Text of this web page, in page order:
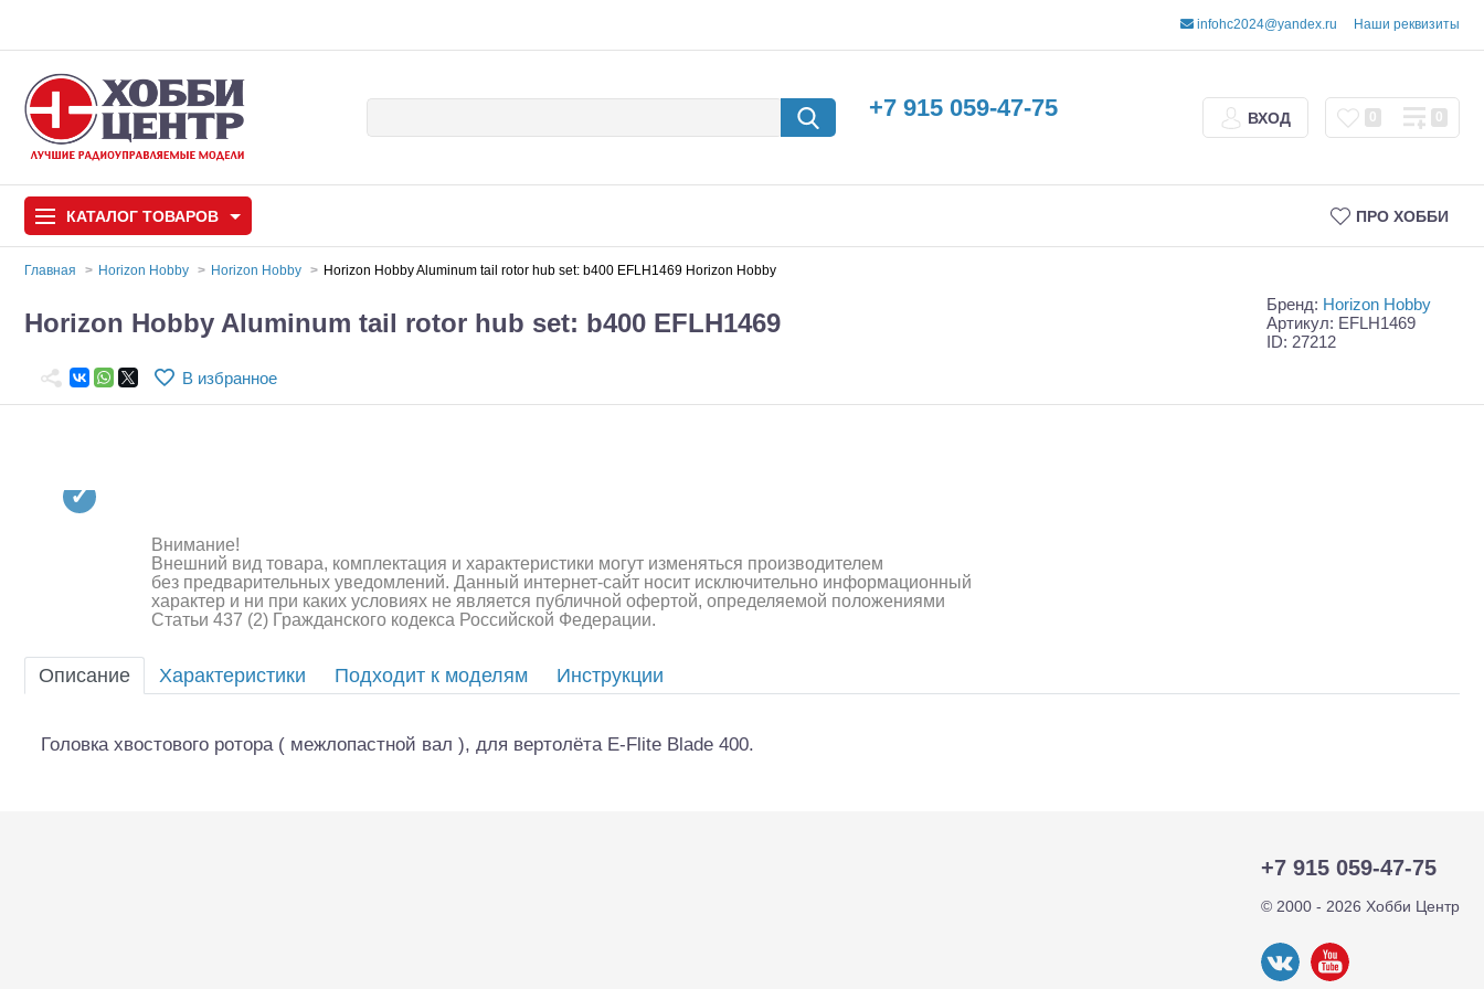
infohc2024@yandex.ru Наши реквизиты
+7 915 059-47-75 ВХОД 0 0
КАТАЛОГ ТОВАРОВ ПРО ХОББИ
Автомодели
Игрушки
Квадрокоптеры
Аккумуляторы и батарейки
питания
Автомодели для сборки
Машины с
Трофи Шорт-корсы
ДВС модели
Главная Horizon Hobby Horizon Hobby Horizon Hobby Aluminum tail rotor hub set: b400 EFLH1469 Horizon Hobby
Horizon Hobby Aluminum tail rotor hub set: b400 EFLH1469
Бренд: Horizon Hobby
Артикул: EFLH1469
ID: 27212
В избранное
Внимание!
Внешний вид товара, комплектация и характеристики могут изменяться производителем
без предварительных уведомлений. Данный интернет-сайт носит исключительно информационный
характер и ни при каких условиях не является публичной офертой, определяемой положениями
Статьи 437 (2) Гражданского кодекса Российской Федерации.
Описание Характеристики Подходит к моделям Инструкции
Головка хвостового ротора ( межлопастной вал ), для вертолёта E-Flite Blade 400.
+7 915 059-47-75
© 2000 - 2026 Хобби Центр